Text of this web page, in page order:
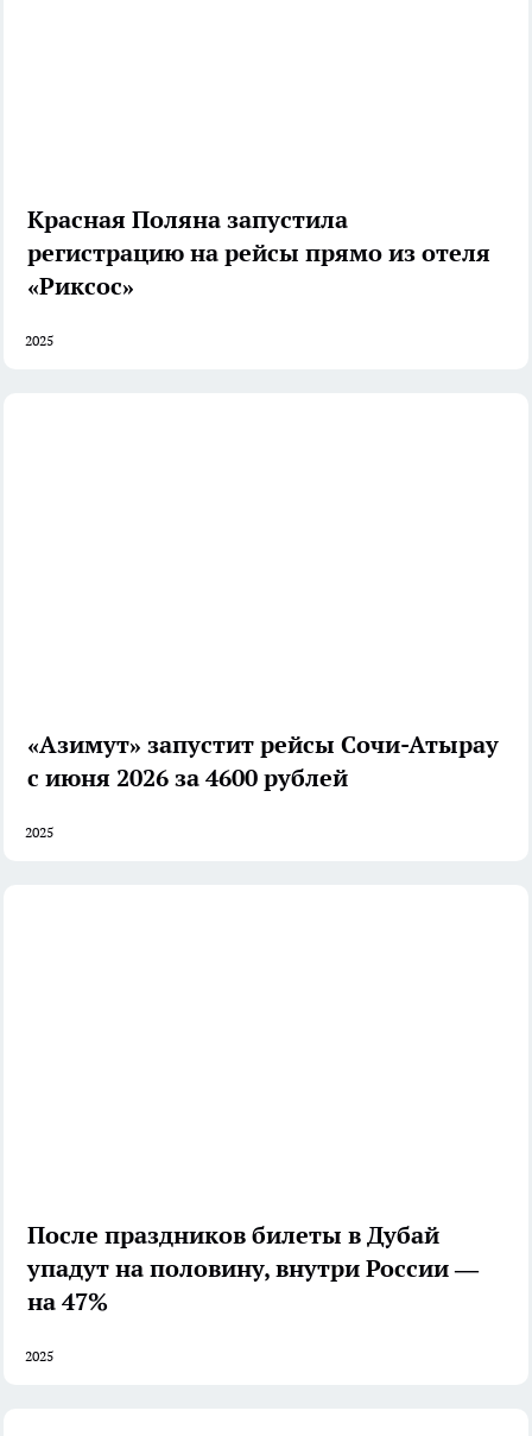
Красная Поляна запустила
регистрацию на рейсы прямо из отеля
«Риксос»
2025
«Азимут» запустит рейсы Сочи-Атырау
с июня 2026 за 4600 рублей
2025
После праздников билеты в Дубай
упадут на половину, внутри России —
на 47%
2025